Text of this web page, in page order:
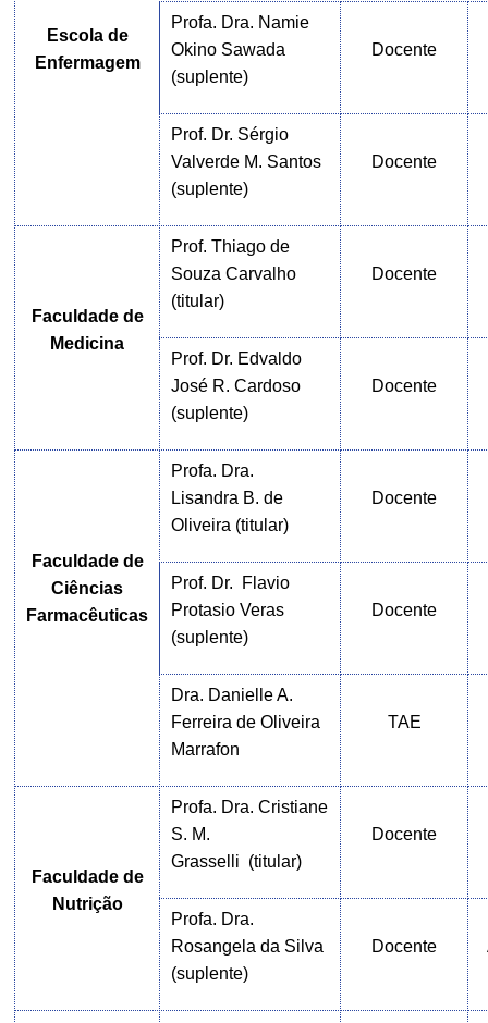
Escola de
Enfermagem
Profa. Dra. Namie
Okino Sawada
(suplente)
Docente
Prof. Dr. Sérgio
Valverde M. Santos
(suplente)
Docente
Faculdade de
Medicina
Prof. Thiago de
Souza Carvalho
(titular)
Docente
Prof. Dr. Edvaldo
José R. Cardoso
(suplente)
Docente
Faculdade de
Ciências
Farmacêuticas
Profa. Dra.
Lisandra B. de
Oliveira (titular)
Docente
Prof. Dr. Flavio
Protasio Veras
(suplente)
Docente
Dra. Danielle A.
Ferreira de Oliveira
Marrafon
TAE
Faculdade de
Nutrição
Profa. Dra.Cristiane
S. M.
Grasselli (titular)
Docente
Profa. Dra.
Rosangela da Silva
(suplente)
Docente